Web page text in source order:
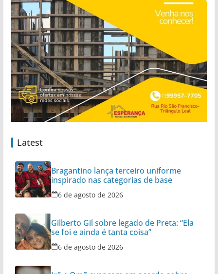
Latest
Bragantino lança terceiro uniforme
inspirado nas categorias de base
6 de agosto de 2026
Gilberto Gil sobre legado de Preta: “Ela
se foi e ainda é tanta coisa”
6 de agosto de 2026